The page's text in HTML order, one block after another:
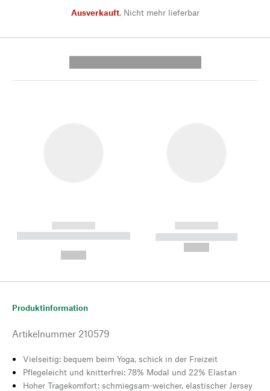
Ausverkauft, Nicht mehr lieferbar
------------
----------- ----------- --------
------------
----------- -----------
Produktinformation
Artikelnummer 210579
Vielseitig: bequem beim Yoga, schick in der Freizeit
Pflegeleicht und knitterfrei: 78% Modal und 22% Elastan
Hoher Tragekomfort: schmiegsam-weicher, elastischer Jersey